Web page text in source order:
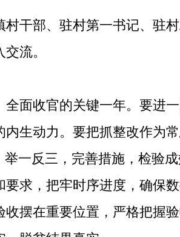
部、驻村第一书记、驻
流。
收官的关键一年。要进
生动力。要把抓整改作为
一反三，完善措施，检验
求，把牢时序进度，确保
摆在重要位置，严格把握